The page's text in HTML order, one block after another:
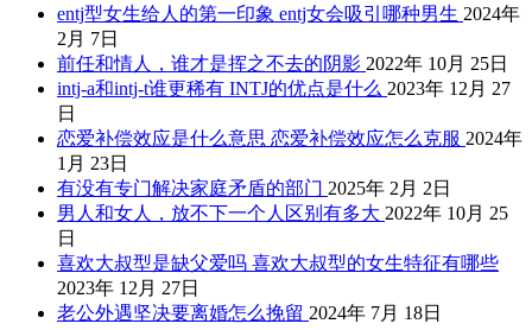
entj型女生给人的第一印象 entj女会吸引哪种男生 2024年
2月 7日
前任和情人，谁才是挥之不去的阴影 2022年 10月 25日
intj-a和intj-t谁更稀有 INTJ的优点是什么 2023年 12月 27
日
恋爱补偿效应是什么意思 恋爱补偿效应怎么克服 2024年
1月 23日
有没有专门解决家庭矛盾的部门 2025年 2月 2日
男人和女人，放不下一个人区别有多大 2022年 10月 25
日
喜欢大叔型是缺父爱吗 喜欢大叔型的女生特征有哪些
2023年 12月 27日
老公外遇坚决要离婚怎么挽留 2024年 7月 18日